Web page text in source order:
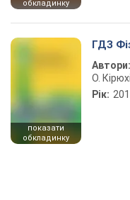
обкладинку
показати
обкладинку
ГДЗ
Автори:
О.
Рік: